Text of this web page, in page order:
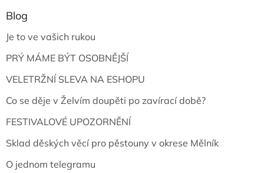
Blog
Je to ve vašich rukou
PRÝ MÁME BÝT OSOBNĚJŠÍ
VELETRŽNÍ SLEVA NA ESHOPU
Co se děje v Želvím doupěti po zavírací době?
FESTIVALOVÉ UPOZORNĚNÍ
Sklad děských věcí pro pěstouny v okrese Mělník
O jednom telegramu